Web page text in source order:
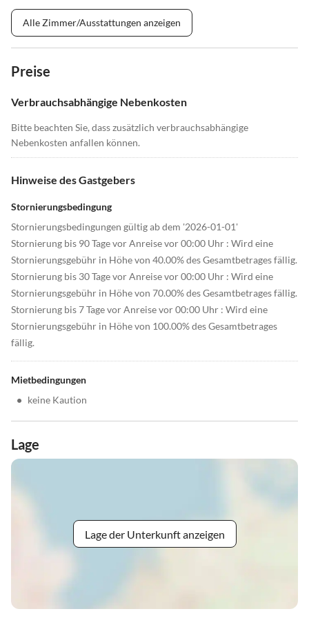
Alle Zimmer/Ausstattungen anzeigen
Preise
Verbrauchsabhängige Nebenkosten
Bitte beachten Sie, dass zusätzlich verbrauchsabhängige
Nebenkosten anfallen können.
Hinweise des Gastgebers
Stornierungsbedingung
Stornierungsbedingungen gültig ab dem '2026-01-01'
Stornierung bis 90 Tage vor Anreise vor 00:00 Uhr : Wird eine
Stornierungsgebühr in Höhe von 40.00% des Gesamtbetrages fällig.
Stornierung bis 30 Tage vor Anreise vor 00:00 Uhr : Wird eine
Stornierungsgebühr in Höhe von 70.00% des Gesamtbetrages fällig.
Stornierung bis 7 Tage vor Anreise vor 00:00 Uhr : Wird eine
Stornierungsgebühr in Höhe von 100.00% des Gesamtbetrages
fällig.
Mietbedingungen
• keine Kaution
Lage
Lage der Unterkunft anzeigen